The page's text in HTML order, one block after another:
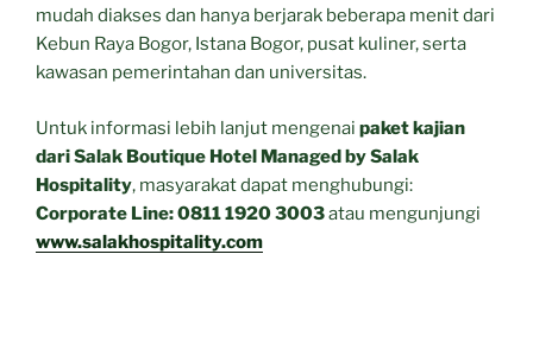
mudah diakses dan hanya berjarak beberapa menit dari
Kebun Raya Bogor, Istana Bogor, pusat kuliner, serta
kawasan pemerintahan dan universitas.
Untuk informasi lebih lanjut mengenai paket kajian
dari Salak Boutique Hotel Managed by Salak
Hospitality, masyarakat dapat menghubungi:
Corporate Line: 0811 1920 3003atau mengunjungi
www.salakhospitality.com